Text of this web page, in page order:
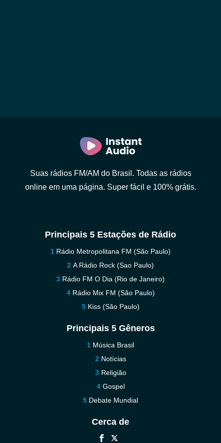
Suas rádios FM/AM do Brasil. Todas as rádios
online em uma página. Super fácil e 100% grátis.
Principais 5 Estações de Rádio
Rádio Metropolitana FM (São Paulo)
A Rádio Rock (Sao Paulo)
Rádio FM O Dia (Rio de Janeiro)
Rádio Mix FM (São Paulo)
Kiss (São Paulo)
Principais 5 Gêneros
Música Brasil
Notícias
Religião
Gospel
Debate Mundial
Cerca de